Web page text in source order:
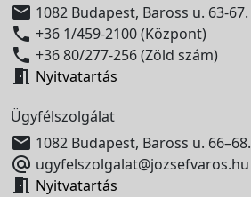
 1082 Budapest, Baross u. 63-67.
 +36 1/459-2100 (Központ)
 +36 80/277-256 (Zöld szám)
 Nyitvatartás
Ügyfélszolgálat
 1082 Budapest, Baross u. 66–68.
 ugyfelszolgalat@jozsefvaros.hu
 Nyitvatartás